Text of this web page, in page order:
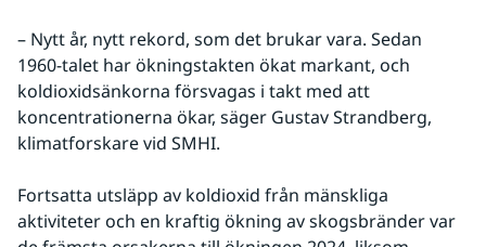
– Nytt år, nytt rekord, som det brukar vara. Sedan
1960-talet har ökningstakten ökat markant, och
koldioxidsänkorna försvagas i takt med att
koncentrationerna ökar, säger Gustav Strandberg,
klimatforskare vid SMHI.
Fortsatta utsläpp av koldioxid från mänskliga
aktiviteter och en kraftig ökning av skogsbränder var